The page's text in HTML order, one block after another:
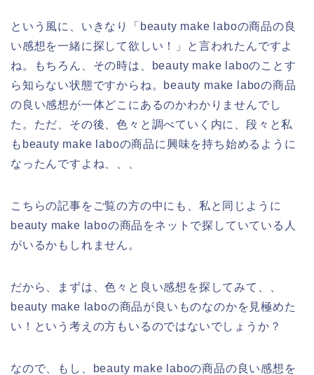
という風に、いきなり「beauty make laboの商品の良
い感想を一緒に探して欲しい！」と言われたんですよ
ね。もちろん、その時は、beauty make laboのことす
ら知らない状態ですからね。beauty make laboの商品
の良い感想が一体どこにあるのかわかりませんでし
た。ただ、その後、色々と調べていく内に、段々と私
もbeauty make laboの商品に興味を持ち始めるように
なったんですよね、、、
こちらの記事をご覧の方の中にも、私と同じように
beauty make laboの商品をネットで探していている人
がいるかもしれません。
だから、まずは、色々と良い感想を探してみて、、
beauty make laboの商品が良いものなのかを見極めた
い！という考えの方もいるのではないでしょうか？
なので、もし、beauty make laboの商品の良い感想を